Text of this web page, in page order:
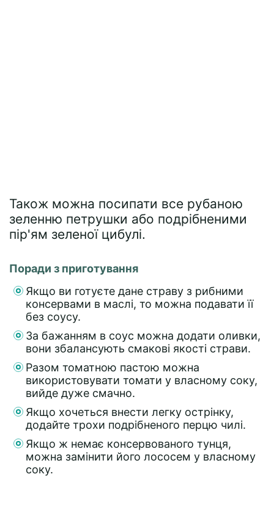
Також можна посипати все рубаною
зеленню петрушки або подрібненими
пір'ям зеленої цибулі.
Поради з приготування
Якщо ви готуєте дане страву з рибними
консервами в маслі, то можна подавати її
без соусу.
За бажанням в соус можна додати оливки,
вони збалансують смакові якості страви.
Разом томатною пастою можна
використовувати томати у власному соку,
вийде дуже смачно.
Якщо хочеться внести легку острінку,
додайте трохи подрібненого перцю чилі.
Якщо ж немає консервованого тунця,
можна замінити його лососем у власному
соку.